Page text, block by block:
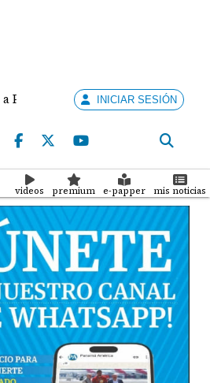
en los Juegos Centroamericanos
INICIAR SESIÓN
videos premium e-papper mis noticias